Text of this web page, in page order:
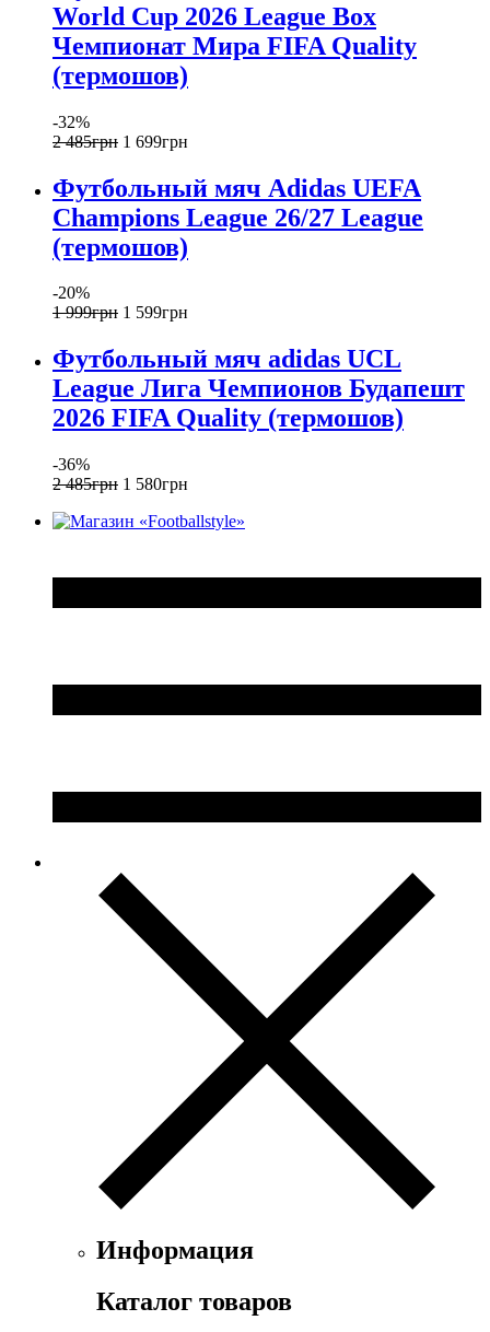
World Cup 2026 League Box
Чемпионат Мира FIFA Quality
(термошов)
-32%
2 485грн 1 699грн
Футбольный мяч Adidas UEFA
Champions League 26/27 League
(термошов)
-20%
1 999грн 1 599грн
Футбольный мяч adidas UCL
League Лига Чемпионов Будапешт
2026 FIFA Quality (термошов)
-36%
2 485грн 1 580грн
Информация
Каталог товаров